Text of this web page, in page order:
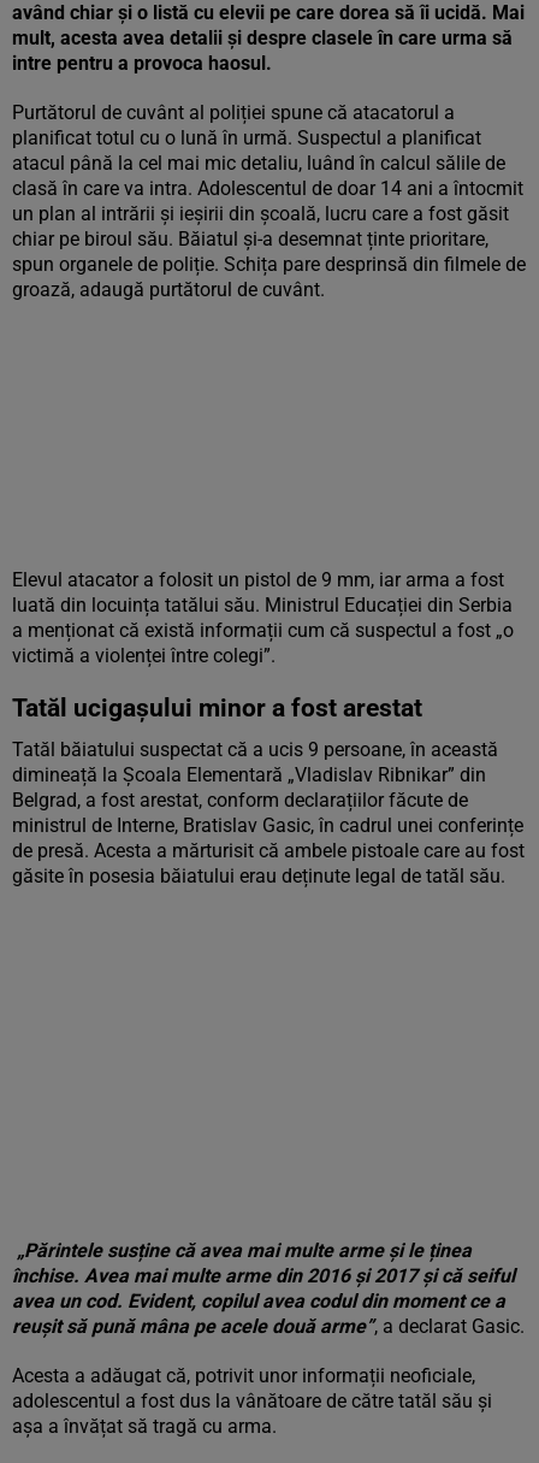
având chiar și o listă cu elevii pe care dorea să îi ucidă. Mai
mult, acesta avea detalii și despre clasele în care urma să
intre pentru a provoca haosul.
Purtătorul de cuvânt al poliției spune că atacatorul a
planificat totul cu o lună în urmă. Suspectul a planificat
atacul până la cel mai mic detaliu, luând în calcul sălile de
clasă în care va intra. Adolescentul de doar 14 ani a întocmit
un plan al intrării și ieșirii din școală, lucru care a fost găsit
chiar pe biroul său. Băiatul și-a desemnat ținte prioritare,
spun organele de poliție. Schița pare desprinsă din filmele de
groază, adaugă purtătorul de cuvânt.
Elevul atacator a folosit un pistol de 9 mm, iar arma a fost
luată din locuința tatălui său. Ministrul Educației din Serbia
a menționat că există informații cum că suspectul a fost „o
victimă a violenței între colegi”.
Tatăl ucigașului minor a fost arestat
Tatăl băiatului suspectat că a ucis 9 persoane, în această
dimineață la Școala Elementară „Vladislav Ribnikar” din
Belgrad, a fost arestat, conform declarațiilor făcute de
ministrul de Interne, Bratislav Gasic, în cadrul unei conferințe
de presă. Acesta a mărturisit că ambele pistoale care au fost
găsite în posesia băiatului erau deținute legal de tatăl său.
„Părintele susține că avea mai multe arme și le ținea
închise. Avea mai multe arme din 2016 și 2017 și că seiful
avea un cod. Evident, copilul avea codul din moment ce a
reușit să pună mâna pe acele două arme”, a declarat Gasic.
Acesta a adăugat că, potrivit unor informații neoficiale,
adolescentul a fost dus la vânătoare de către tatăl său și
așa a învățat să tragă cu arma.